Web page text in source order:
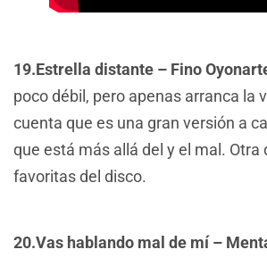
19.Estrella distante – Fino
poco débil, pero apenas arranca la
cuenta que es una gran versión a
que está más allá del y el mal. Otra
favoritas del disco.
20.Vas hablando mal de mí –